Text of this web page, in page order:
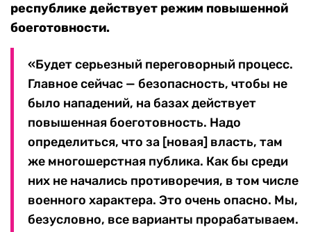
республике действует режим повышенной
боеготовности.
«Будет серьезный переговорный процесс.
Главное сейчас — безопасность, чтобы не
было нападений, на базах действует
повышенная боеготовность. Надо
определиться, что за [новая] власть, там
же многошерстная публика. Как бы среди
них не начались противоречия, в том числе
военного характера. Это очень опасно. Мы,
безусловно, все варианты прорабатываем.